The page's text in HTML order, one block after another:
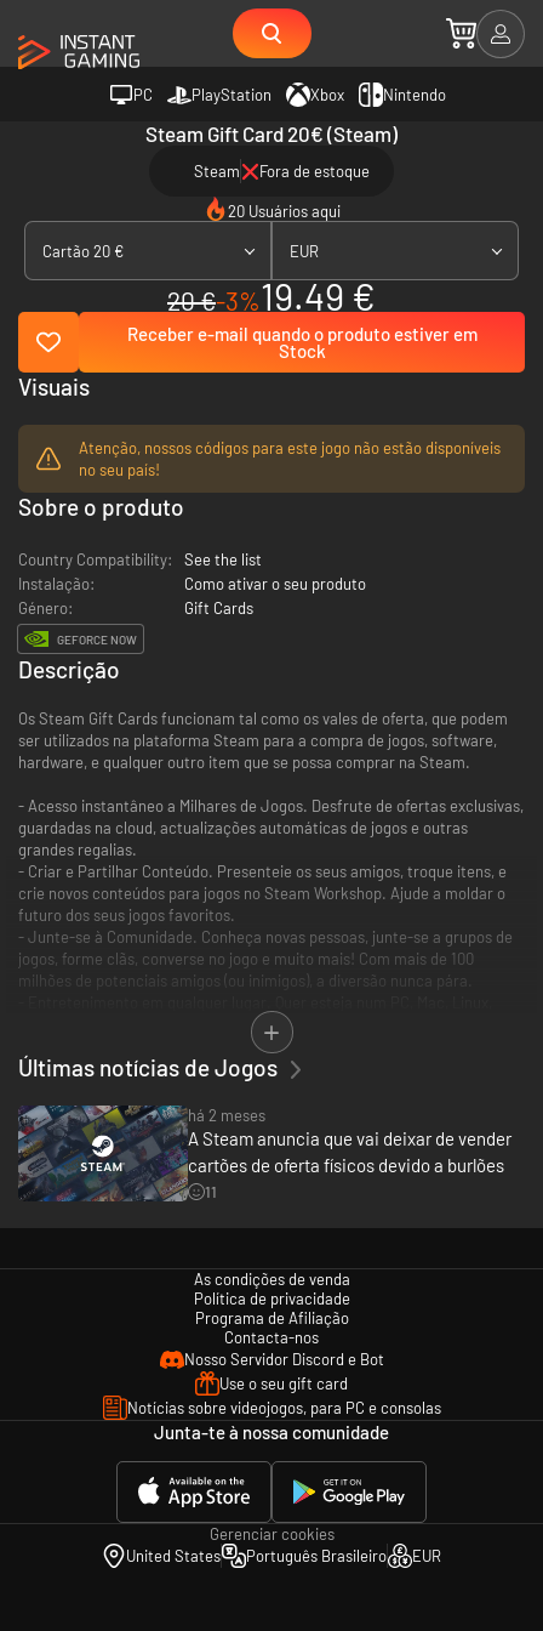
PC PlayStation Xbox Nintendo
Steam Gift Card 20€ (Steam)
Steam Fora de estoque
20 Usuários aqui
Cartão 20 € EUR
20 €-3%19.49 €
Receber e-mail quando o produto estiver em
Stock
Atenção, nossos códigos para este jogo não estão disponíveis
no seu país!
Sobre o produto
Country Compatibility:
See the list
Instalação:
Como ativar o seu produto
Género:
Gift Cards
GEFORCE NOW
Visuais
Descrição
Os Steam Gift Cards funcionam tal como os vales de oferta, que podem
ser utilizados na plataforma Steam para a compra de jogos, software,
hardware, e qualquer outro item que se possa comprar na Steam.
- Acesso instantâneo a Milhares de Jogos. Desfrute de ofertas exclusivas,
guardadas na cloud, actualizações automáticas de jogos e outras
grandes regalias.
- Criar e Partilhar Conteúdo. Presenteie os seus amigos, troque itens, e
crie novos conteúdos para jogos no Steam Workshop. Ajude a moldar o
futuro dos seus jogos favoritos.
- Junte-se à Comunidade. Conheça novas pessoas, junte-se a grupos de
jogos, forme clãs, converse no jogo e muito mais! Com mais de 100
milhões de potenciais amigos (ou inimigos), a diversão nunca pára.
dispositivo móvel, ou mesmo na sua televisão, pode desfrutar dos
benefícios da Steam. Leve o divertimento consigo.
Últimas notícias de Jogos
há 2 meses
A Steam anuncia que vai deixar de vender
cartões de oferta físicos devido a burlões
11
As condições de venda
Política de privacidade
Programa de Afiliação
Contacta-nos
Nosso Servidor Discord e Bot
Use o seu gift card
Notícias sobre videojogos, para PC e consolas
Junta-te à nossa comunidade
Gerenciar cookies
United States
Português Brasileiro EUR